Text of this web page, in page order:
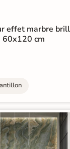
effet marbre
cm